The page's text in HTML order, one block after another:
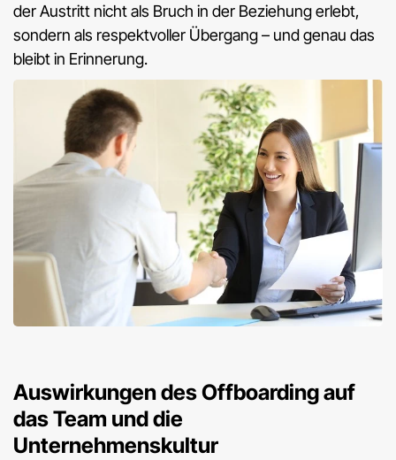
der Austritt nicht als Bruch in der Beziehung erlebt,
sondern als respektvoller Übergang – und genau das
bleibt in Erinnerung.
Auswirkungen des Offboarding auf
das Team und die
Unternehmenskultur